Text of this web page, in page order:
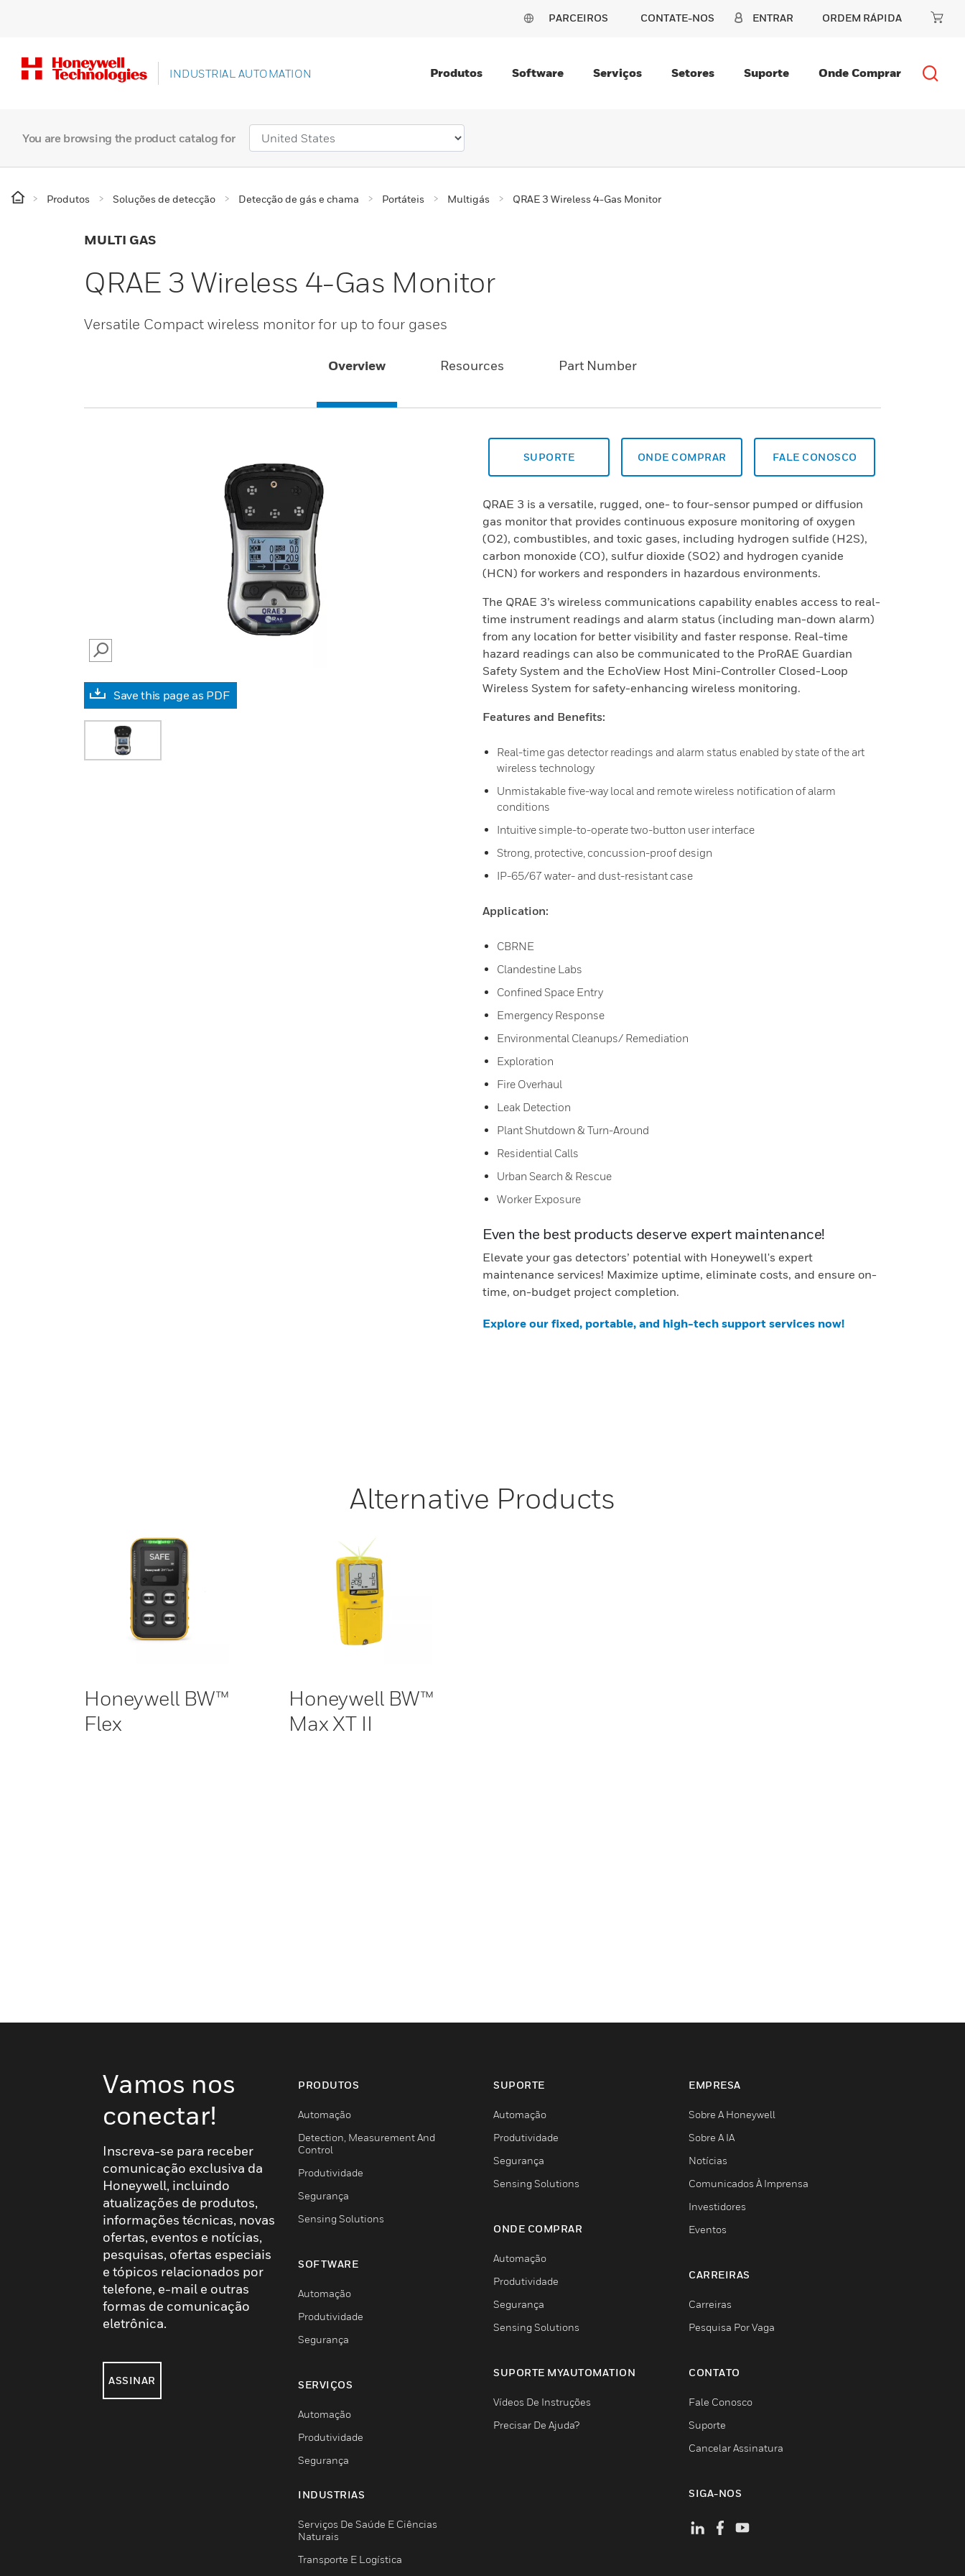
PARCEIROS CONTATE-NOS ENTRAR ORDEM RÁPIDA
INDUSTRIAL AUTOMATION Produtos Software Serviços Setores Suporte Onde Comprar
You are browsing the product catalog for
Produtos Soluções de detecção Detecção de gás e chama Portáteis Multigás QRAE 3 Wireless 4-Gas Monitor
MULTI GAS
QRAE 3 Wireless 4-Gas Monitor
Versatile Compact wireless monitor for up to four gases
Overview Resources Part Number
SEARCH
Save this page as PDF
SUPORTE ONDE COMPRAR FALE CONOSCO
QRAE 3 is a versatile, rugged, one- to four-sensor pumped or diffusion
gas monitor that provides continuous exposure monitoring of oxygen
(O2), combustibles, and toxic gases, including hydrogen sulfide (H2S),
carbon monoxide (CO), sulfur dioxide (SO2) and hydrogen cyanide
(HCN) for workers and responders in hazardous environments.
The QRAE 3’s wireless communications capability enables access to real-
time instrument readings and alarm status (including man-down alarm)
from any location for better visibility and faster response. Real-time
hazard readings can also be communicated to the ProRAE Guardian
Safety System and the EchoView Host Mini-Controller Closed-Loop
Wireless System for safety-enhancing wireless monitoring.
Features and Benefits:
Real-time gas detector readings and alarm status enabled by state of the art
wireless technology
Unmistakable five-way local and remote wireless notification of alarm
conditions
Intuitive simple-to-operate two-button user interface
Strong, protective, concussion-proof design
IP-65/67 water- and dust-resistant case
Application:
CBRNE
Clandestine Labs
Confined Space Entry
Emergency Response
Environmental Cleanups/ Remediation
Exploration
Fire Overhaul
Leak Detection
Plant Shutdown & Turn-Around
Residential Calls
Urban Search & Rescue
Worker Exposure
Even the best products deserve expert maintenance!
Elevate your gas detectors’ potential with Honeywell's expert
maintenance services! Maximize uptime, eliminate costs, and ensure on-
time, on-budget project completion.
Explore our fixed, portable, and high-tech support services now!
Alternative Products
Honeywell BW™
Flex
Honeywell BW™
Max XT II
Vamos nos
conectar!
Inscreva-se para receber
comunicação exclusiva da
Honeywell, incluindo
atualizações de produtos,
informações técnicas, novas
ofertas, eventos e notícias,
pesquisas, ofertas especiais
e tópicos relacionados por
telefone, e-mail e outras
formas de comunicação
eletrônica.
ASSINAR
PRODUTOS
Automação
Detection, Measurement And
Control
Produtividade
Segurança
Sensing Solutions
SOFTWARE
Automação
Produtividade
Segurança
SERVIÇOS
Automação
Produtividade
Segurança
INDUSTRIAS
Serviços De Saúde E Ciências
Naturais
Transporte E Logística
SUPORTE
Automação
Produtividade
Segurança
Sensing Solutions
ONDE COMPRAR
Automação
Produtividade
Segurança
Sensing Solutions
SUPORTE MYAUTOMATION
Vídeos De Instruções
Precisar De Ajuda?
EMPRESA
Sobre A Honeywell
Sobre A IA
Notícias
Comunicados À Imprensa
Investidores
Eventos
CARREIRAS
Carreiras
Pesquisa Por Vaga
CONTATO
Fale Conosco
Suporte
Cancelar Assinatura
SIGA-NOS